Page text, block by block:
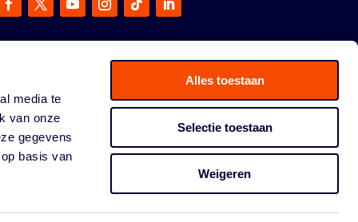
media te
van onze
gegevens
basis van
Alles toestaan
Selectie toestaan
Weigeren